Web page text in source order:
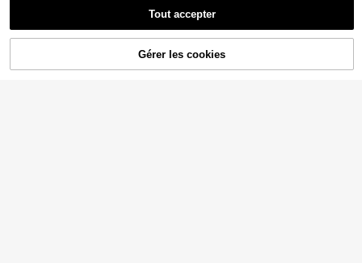
AJOUTER AU PANIER
Tout accepter
Gérer les cookies